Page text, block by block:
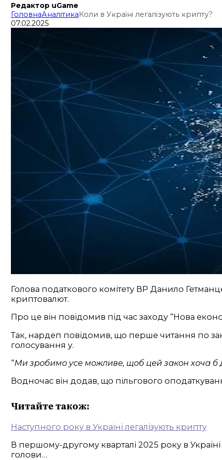
Редактор uGame
ГоловнаАналітикаКоли в Україні легалізують крипту?
07.02.2025
Голова податкового комітету ВР Данило
криптовалют.
Про це він повідомив під час заходу “Нова
Так, нардеп повідомив, що перше читання по
голосування у.
“Ми зробимо усе можливе, щоб цей закон хоча б
Водночас він додав, що пільгового
Читайте також:
Наступного року в Україні легалізують крипту
В першому-другому кварталі 2025 року в
голови…